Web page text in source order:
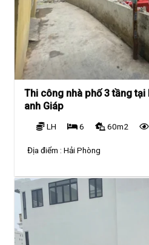
Thi công nhà phố 3 tầng
anh Giáp
LH 6 60m2
Địa điểm :Hải Phòng